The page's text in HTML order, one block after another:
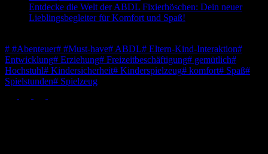
Entdecke die Welt der ABDL Fixierhöschen: Dein neuer
Lieblingsbegleiter für Komfort und Spaß!
# #Abenteuer# #Must-have# ABDL# Eltern-Kind-Interaktion#
Entwicklung# Erziehung# Freizeitbeschäftigung# gemütlich#
Hochstuhl# Kindersicherheit# Kinderspielzeug# komfort# Spaß#
Spielstunden# Spielzeug